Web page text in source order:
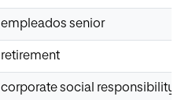
empleados senior
retirement
corporate social responsibility